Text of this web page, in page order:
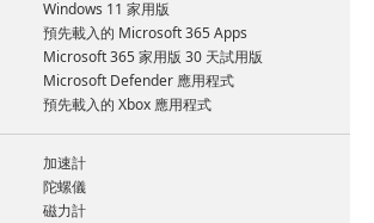
Windows 11 家用版
預先載入的 Microsoft 365 Apps
Microsoft 365 家用版 30 天試用版
Microsoft Defender 應用程式
預先載入的 Xbox 應用程式
加速計
陀螺儀
磁力計